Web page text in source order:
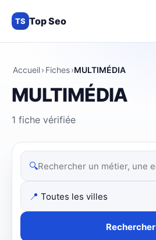
TS Top Seo
Accueil› Fiches›MULTIMÉDIA
MULTIMÉDIA
1 fiche vérifiée
🔍
📍
Rechercher